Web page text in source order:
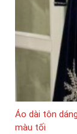
Áo dài tôn
màu tối